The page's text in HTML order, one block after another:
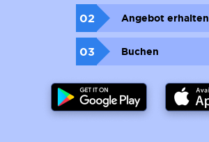
02 Angebot erhalten
03 Buchen